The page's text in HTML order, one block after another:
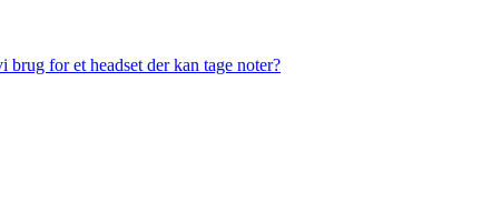
for et headset der kan tage noter?